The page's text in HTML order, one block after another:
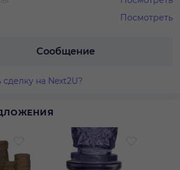
Посмотреть
Сообщение
на Next2U?